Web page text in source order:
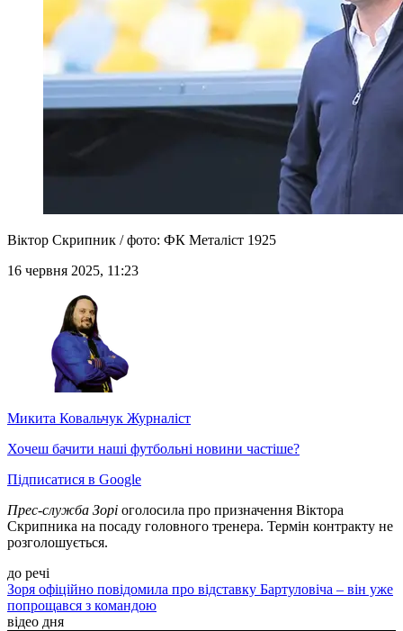
Віктор Скрипник / фото: ФК Металіст 1925
16 червня 2025, 11:23
Микита Ковальчук Журналіст
Хочеш бачити наші футбольні новини частіше?
Підписатися в Google
Прес-служба Зорі оголосила про призначення Віктора
Скрипника на посаду головного тренера. Термін контракту не
розголошується.
до речі
Зоря офіційно повідомила про відставку Бартуловіча – він уже
попрощався з командою
відео дня